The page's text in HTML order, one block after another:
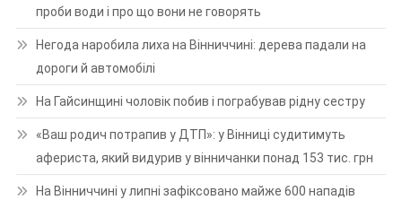
проби води і про що вони не говорять
Негода наробила лиха на Вінниччині: дерева падали на
дороги й автомобілі
На Гайсинщині чоловік побив і пограбував рідну сестру
«Ваш родич потрапив у ДТП»: у Вінниці судитимуть
афериста, який видурив у вінничанки понад 153 тис. грн
На Вінниччині у липні зафіксовано майже 600 нападів